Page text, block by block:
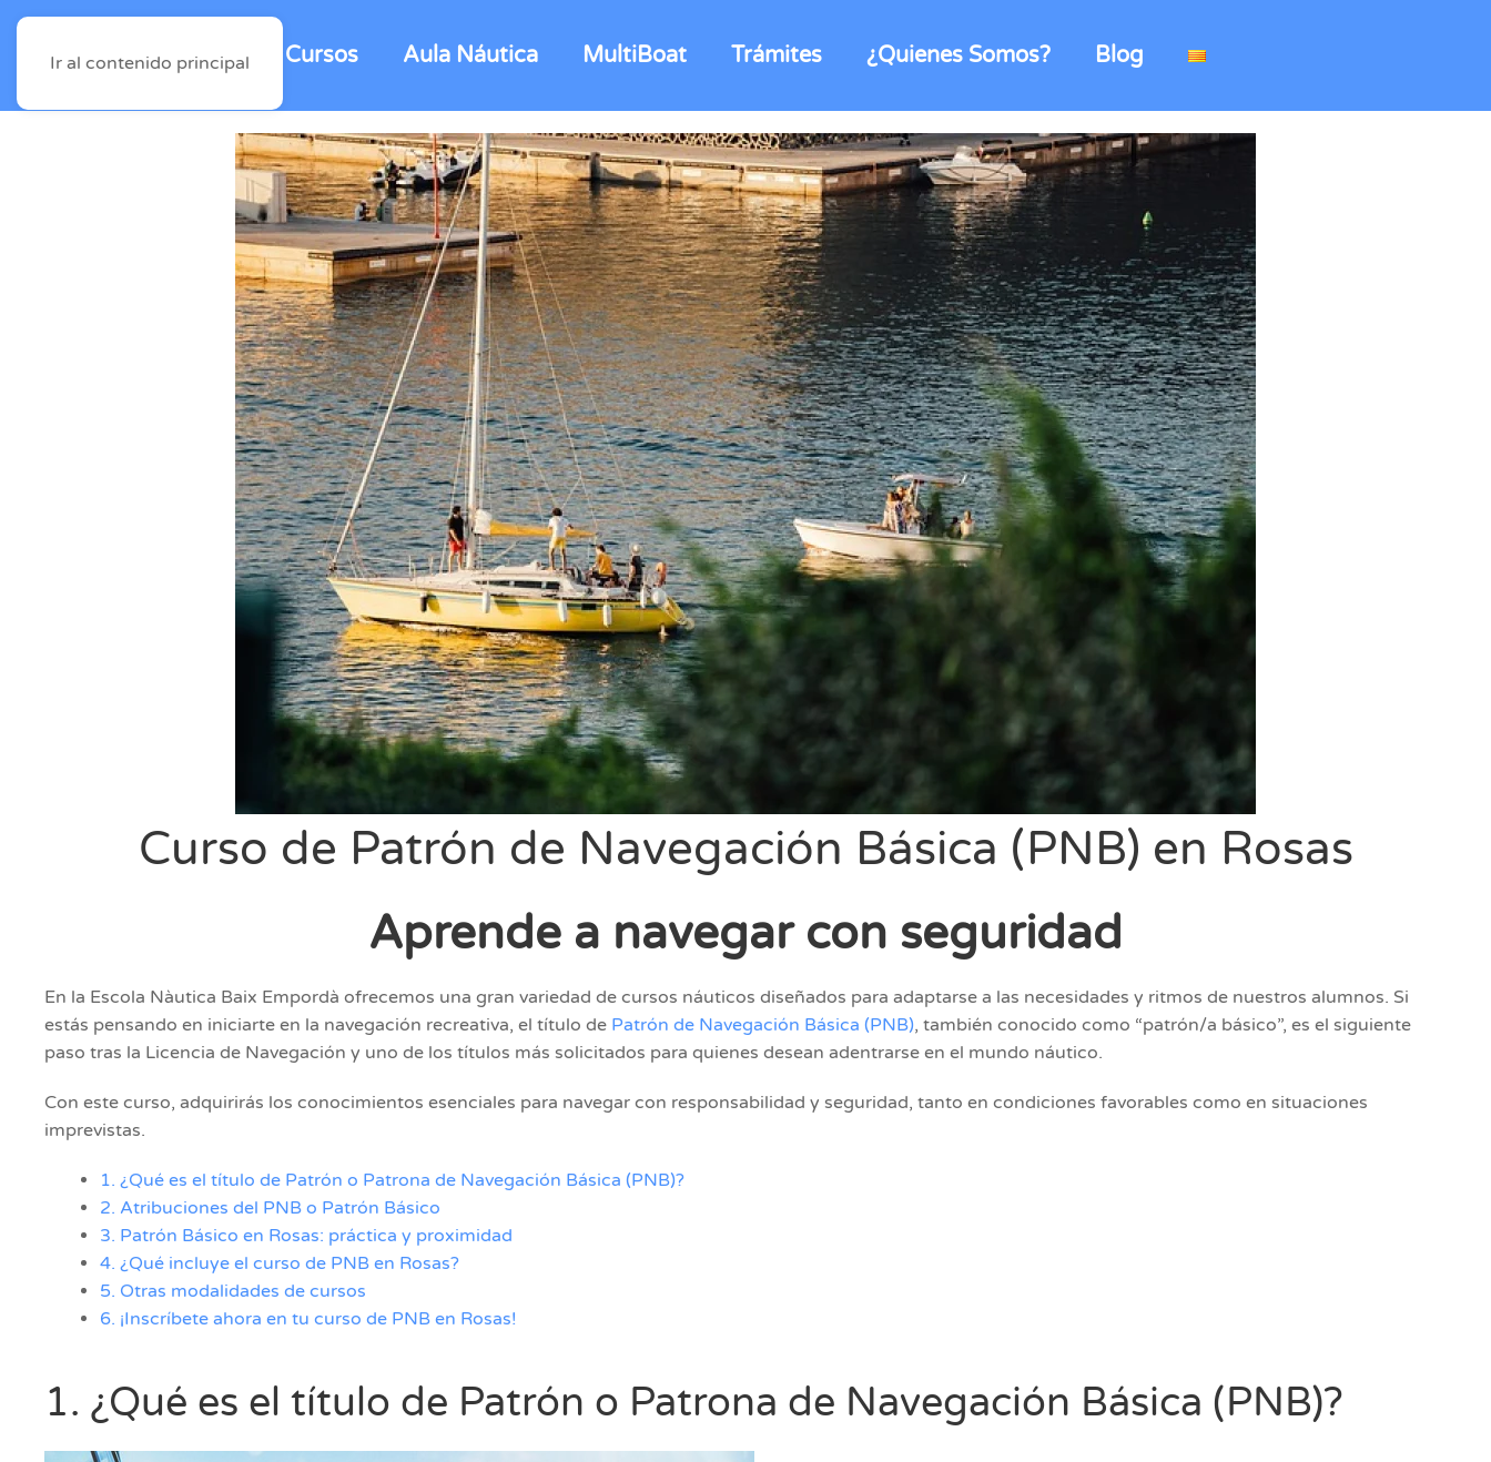
Ir al contenido principal Cursos Aula Náutica MultiBoat Trámites ¿Quienes Somos? Blog
Curso de Patrón de Navegación Básica (PNB) en Rosas
Aprende a navegar con seguridad
En la Escola Nàutica Baix Empordà ofrecemos una gran variedad de cursos náuticos diseñados para adaptarse a las necesidades y ritmos de nuestros alumnos. Si
estás pensando en iniciarte en la navegación recreativa, el título de Patrón de Navegación Básica (PNB), también conocido como “patrón/a básico”, es el siguiente
paso tras la Licencia de Navegación y uno de los títulos más solicitados para quienes desean adentrarse en el mundo náutico.
Con este curso, adquirirás los conocimientos esenciales para navegar con responsabilidad y seguridad, tanto en condiciones favorables como en situaciones
imprevistas.
1. ¿Qué es el título de Patrón o Patrona de Navegación Básica (PNB)?
2. Atribuciones del PNB o Patrón Básico
3. Patrón Básico en Rosas: práctica y proximidad
4. ¿Qué incluye el curso de PNB en Rosas?
5. Otras modalidades de cursos
6. ¡Inscríbete ahora en tu curso de PNB en Rosas!
1. ¿Qué es el título de Patrón o Patrona de Navegación Básica (PNB)?